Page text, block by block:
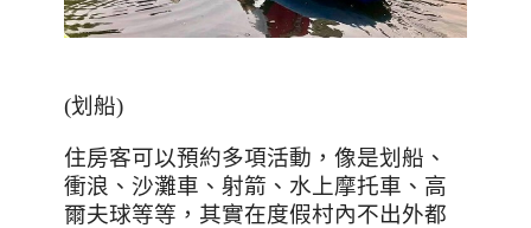
(划船)
住房客可以預約多項活動，像是划船、
衝浪、沙灘車、射箭、水上摩托車、高
爾夫球等等，其實在度假村內不出外都